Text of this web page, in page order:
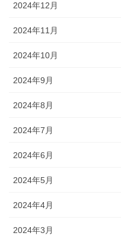
2024年12月
2024年11月
2024年10月
2024年9月
2024年8月
2024年7月
2024年6月
2024年5月
2024年4月
2024年3月